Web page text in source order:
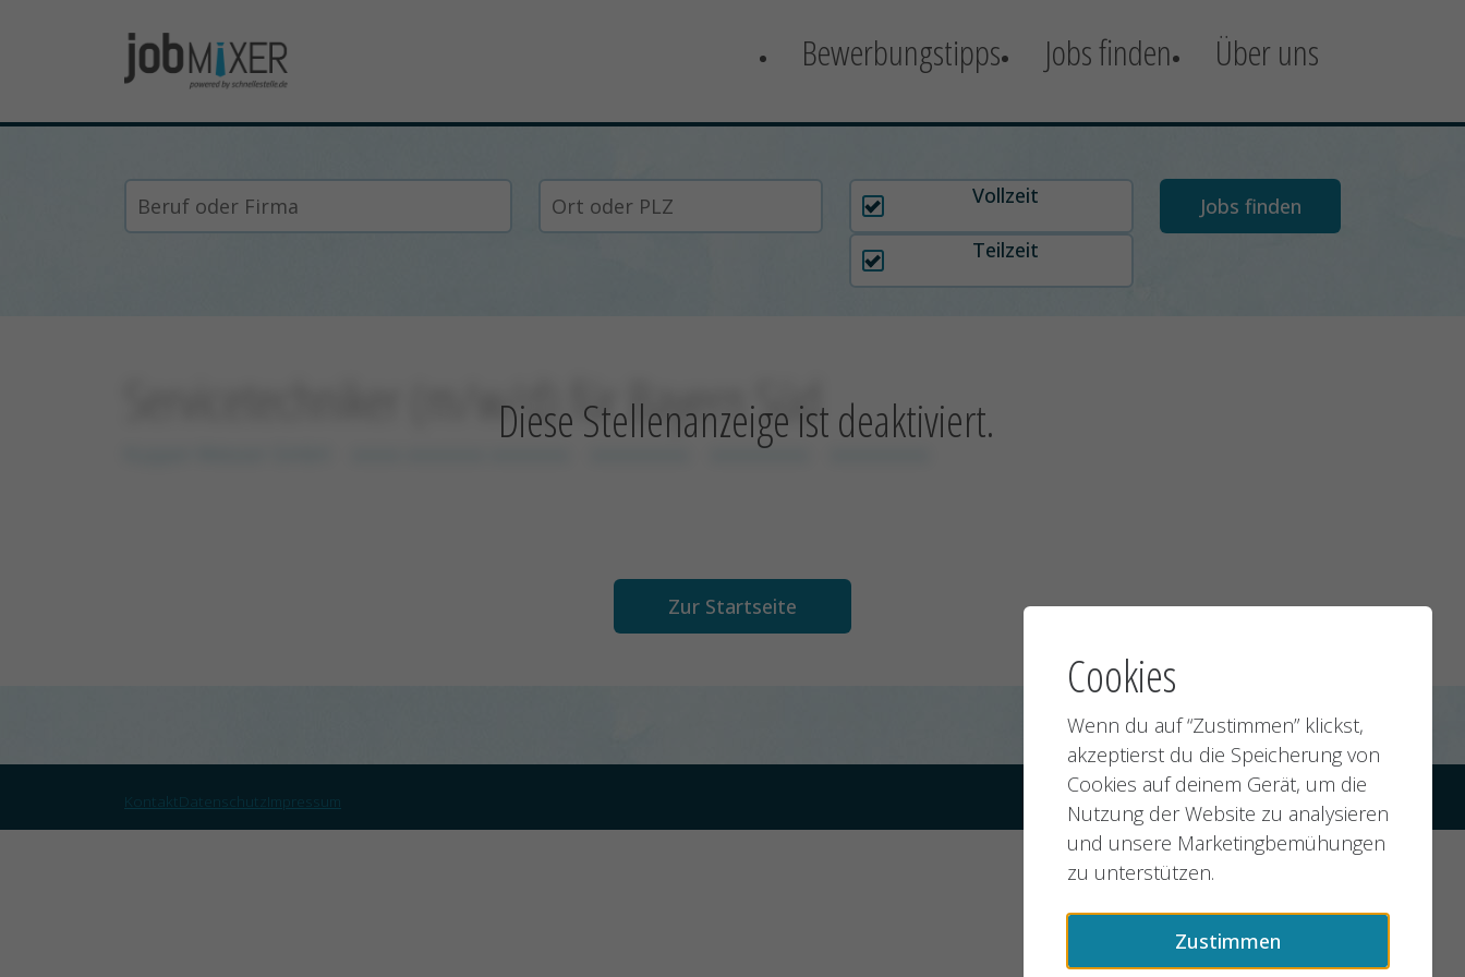
Bewerbungstipps Jobs finden Über uns
Arbeitszeit auswählen
Vollzeit
Teilzeit
Diese Stellenanzeige ist deaktiviert.
Servicetechniker (m/w/d) für Bayern Süd
xxxxxxxxxx
Zur Startseite
Kontakt DatenschutzImpressum © 2026 jobMIXER.de, alle Rechte vorbehalten
Cookies
Wenn du auf “Zustimmen” klickst,
akzeptierst du die Speicherung von
Cookies auf deinem Gerät, um die
Nutzung der Website zu analysieren
und unsere Marketingbemühungen
zu unterstützen.
Zustimmen